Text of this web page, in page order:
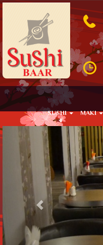
SUSHI MAKI
Previous